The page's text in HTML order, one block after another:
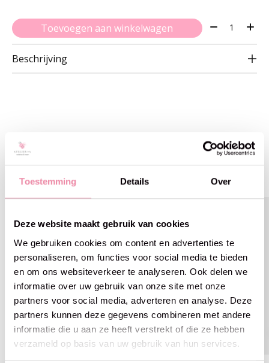
Toestemming Details Over
Deze website maakt gebruik van cookies
We gebruiken cookies om content en advertenties te
personaliseren, om functies voor social media te bieden
en om ons websiteverkeer te analyseren. Ook delen we
informatie over uw gebruik van onze site met onze
partners voor social media, adverteren en analyse. Deze
partners kunnen deze gegevens combineren met andere
informatie die u aan ze heeft verstrekt of die ze hebben
verzameld op basis van uw gebruik van hun services.
Toevoegen aan winkelwagen Aantal:
Beschrijving
Gerelateerde producten
Carousel items